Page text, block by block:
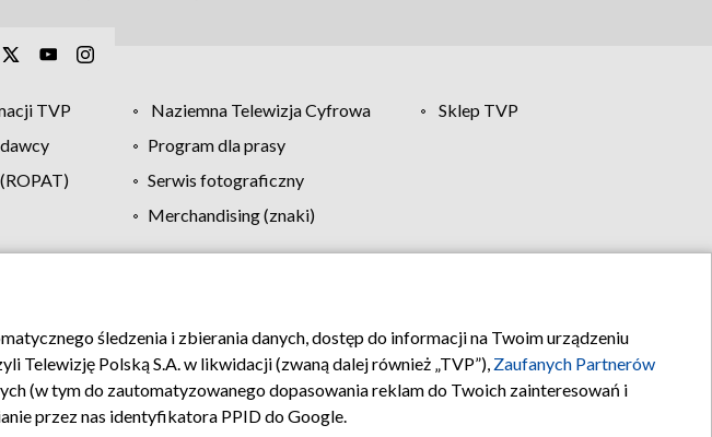
TVP Naziemna Telewizja Cyfrowa
Sklep TVP
Program dla prasy
Serwis fotograficzny
Merchandising (znaki)
Pomoc Biuro reklamy Kontakt
śledzenia i zbierania danych, dostęp do informacji na Twoim urządzeniu
Telewizję Polską S.A. w likwidacji (zwaną dalej również „TVP”), Zaufanych Partnerów
(w tym do zautomatyzowanego dopasowania reklam do Twoich zainteresowań i
przez nas identyfikatora PPID do Google.